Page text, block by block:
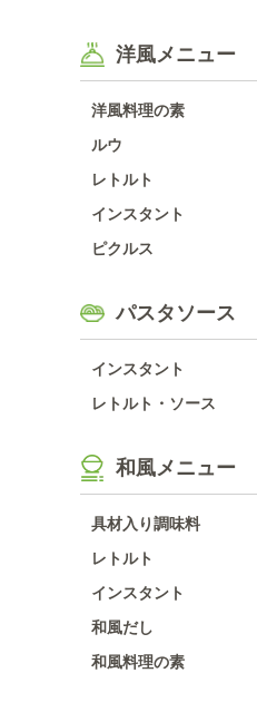
洋風メニュー
洋風料理の素
ルウ
レトルト
インスタント
ピクルス
パスタソース
インスタント
レトルト・ソース
和風メニュー
具材入り調味料
レトルト
インスタント
和風だし
和風料理の素